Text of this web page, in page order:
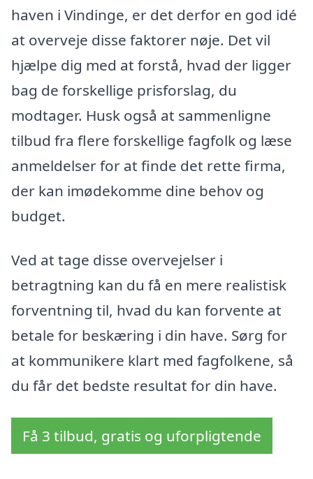
haven i Vindinge, er det derfor en god idé
at overveje disse faktorer nøje. Det vil
hjælpe dig med at forstå, hvad der ligger
bag de forskellige prisforslag, du
modtager. Husk også at sammenligne
tilbud fra flere forskellige fagfolk og læse
anmeldelser for at finde det rette firma,
der kan imødekomme dine behov og
budget.
Ved at tage disse overvejelser i
betragtning kan du få en mere realistisk
forventning til, hvad du kan forvente at
betale for beskæring i din have. Sørg for
at kommunikere klart med fagfolkene, så
du får det bedste resultat for din have.
Få 3 tilbud, gratis og uforpligtende